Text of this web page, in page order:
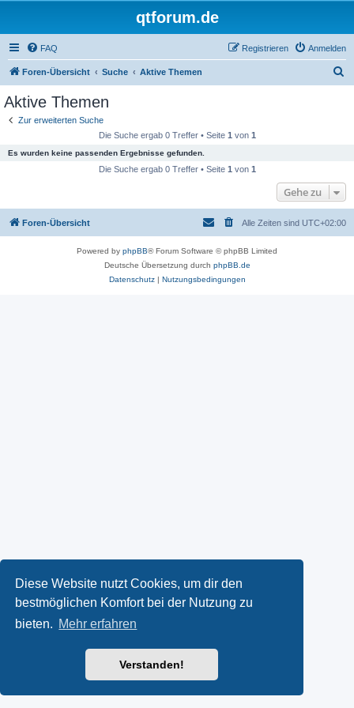
Diese Website nutzt Cookies, um dir den
bestmöglichen Komfort bei der Nutzung zu
bieten. Mehr erfahren
Verstanden!
qtforum.de
FAQ Anmelden
Registrieren
Foren-Übersicht Suche Aktive Themen
Aktive Themen
Zur erweiterten Suche
Die Suche ergab 0 Treffer • Seite 1 von 1
Es wurden keine passenden Ergebnisse gefunden.
Die Suche ergab 0 Treffer • Seite 1 von 1
Gehe zu
Foren-Übersicht Alle Zeiten sind UTC+02:00
Powered by phpBB® Forum Software © phpBB Limited
Deutsche Übersetzung durch phpBB.de
Datenschutz| Nutzungsbedingungen